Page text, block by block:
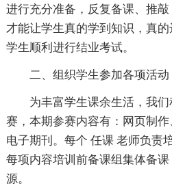
进行充分准备，反复备课、推
才能让学生真的学到知识，真
学生顺利进行结业考试。
二、组织学生参加各项活动
为丰富学生课余生活，我
赛，本期参赛内容有：网页制作
电子期刊。每个 任课 老师负责
每项内容培训前备课组集体备
源。